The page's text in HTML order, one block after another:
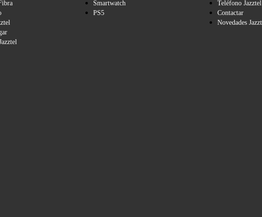
Smartwatch
PS5
Teléfono Jazztel
Contactar
Novedades